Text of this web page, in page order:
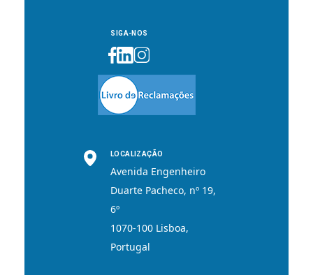
SIGA-NOS
LOCALIZAÇÃO
Avenida Engenheiro
Duarte Pacheco, nº 19,
6º
1070-100 Lisboa,
Portugal